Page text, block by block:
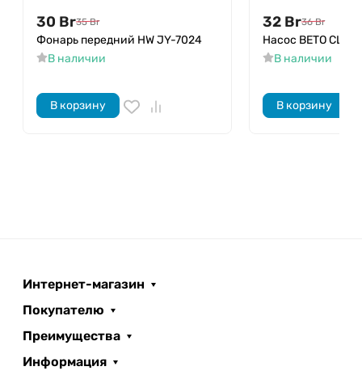
30 Br35 Br
Фонарь передний HW JY-7024
В наличии
В корзину
32 Br36 Br
Насос BETO CLD-
В наличии
В корзину
Интернет-магазин
Покупателю
Преимущества
Информация